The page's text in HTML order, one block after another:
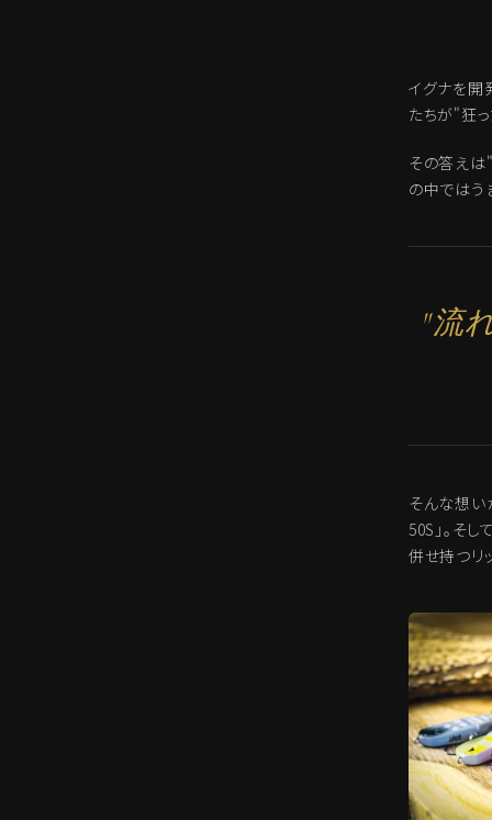
イグナを開
たちが"狂
その答えは
の中ではう
"流
そんな想い
50S」。そ
併せ持つリ